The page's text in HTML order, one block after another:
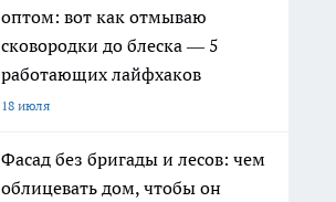
оптом: вот как отмываю
сковородки до блеска — 5
работающих лайфхаков
18 июля
Фасад без бригады и лесов: чем
облицевать дом, чтобы он